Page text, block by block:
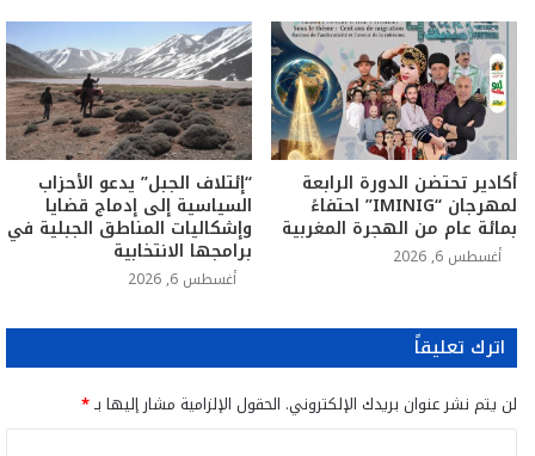
أكادير تحتضن الدورة الرابعة
لمهرجان “IMINIG” احتفاءً
بمائة عام من الهجرة المغربية
أغسطس 6, 2026
“إئتلاف الجبل” يدعو الأحزاب
السياسية إلى إدماج قضايا
وإشكاليات المناطق الجبلية في
برامجها الانتخابية
أغسطس 6, 2026
اترك تعليقاً
لن يتم نشر عنوان بريدك الإلكتروني. الحقول الإلزامية مشار إليها بـ*